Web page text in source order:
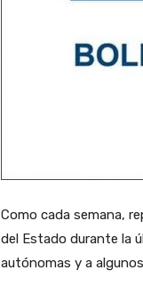
Como cada semana,
del Estado durante la
autónomas y a